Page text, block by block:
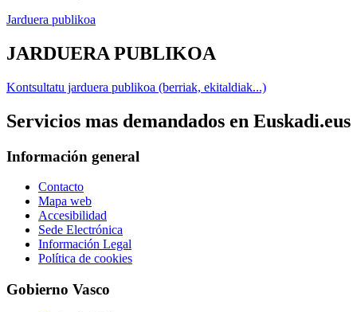
Jarduera publikoa
JARDUERA PUBLIKOA
Kontsultatu jarduera publikoa (berriak, ekitaldiak...)
Servicios mas demandados en Euskadi.eus
Información general
Contacto
Mapa web
Accesibilidad
Sede Electrónica
Información Legal
Política de cookies
Gobierno Vasco